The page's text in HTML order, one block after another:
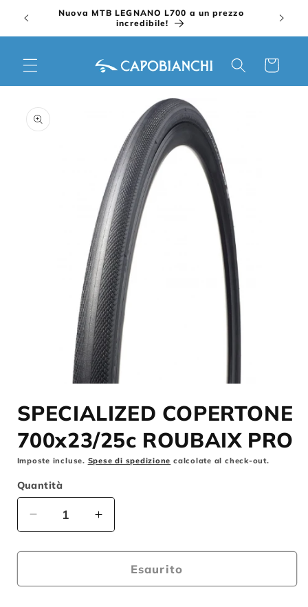
direttamenteNuova MTB LEGNANO L700 a un prezzo
incredibile!
Carrello
informazioni
sul prodotto
multimediali
1
finestra
modale
SPECIALIZED COPERTONE
700x23/25c ROUBAIX PRO
Imposte incluse. Spese di spedizione calcolate al check-out.
Quantità
Diminuisci
quantità
per
COPERTONE
Aumenta
quantità
per
SPECIALIZED
COPERTONE
Esaurito